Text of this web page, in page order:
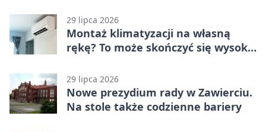
29 lipca 2026
Montaż klimatyzacji na własną
rękę? To może skończyć się wysoką
29 lipca 2026
Nowe prezydium rady w Zawierciu.
Na stole także codzienne bariery